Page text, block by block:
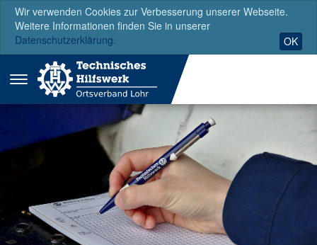
Wir verwenden Cookies zur Verbesserung unserer Webseite.
Weitere Informationen finden Sie in unserer
Datenschutzerklärung.
OK
Menü
ausklappen